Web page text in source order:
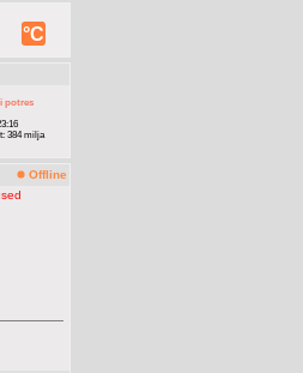
°C
potres
384 milja
Offline